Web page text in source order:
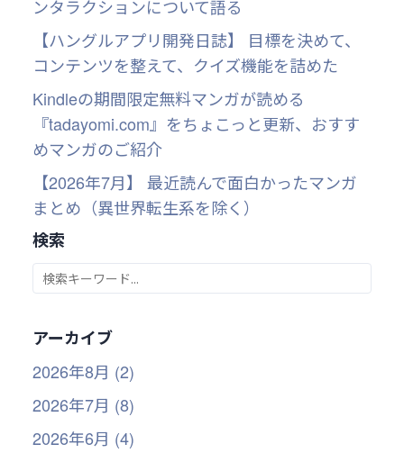
ンタラクションについて語る
【ハングルアプリ開発日誌】 目標を決めて、
コンテンツを整えて、クイズ機能を詰めた
Kindleの期間限定無料マンガが読める
『tadayomi.com』をちょこっと更新、おすす
めマンガのご紹介
【2026年7月】 最近読んで面白かったマンガ
まとめ（異世界転生系を除く）
検索
アーカイブ
2026年8月 (2)
2026年7月 (8)
2026年6月 (4)